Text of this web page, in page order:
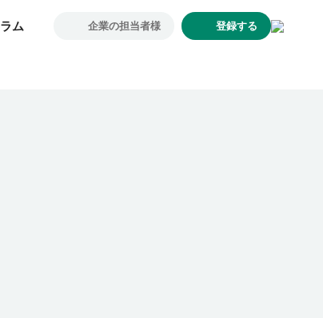
ム 企業の担当者様 登録する
ム 企業の担当者様 登録する